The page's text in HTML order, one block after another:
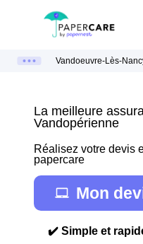
Vandoeuvre-Lès-
La meilleure
Vandopérienne
Réalisez votre devis
papercare
Mon
✔️ Simple et